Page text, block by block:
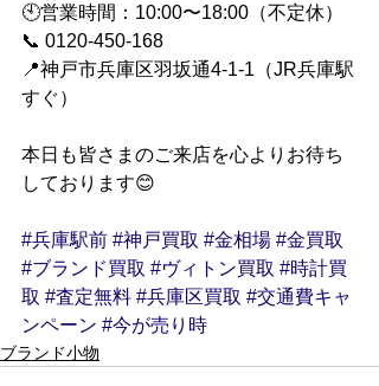
🕙営業時間：10:00〜18:00（不定休）
📞 0120-450-168
📍神戸市兵庫区羽坂通4-1-1（JR兵庫駅
すぐ）
本日も皆さまのご来店を心よりお待ち
しております😊
#兵庫駅前 #神戸買取 #金相場 #金買取
#ブランド買取 #ヴィトン買取 #時計買
取 #査定無料 #兵庫区買取 #交通費キャ
ンペーン #今が売り時
ブランド小物